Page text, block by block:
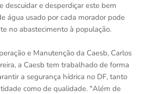
descuidar e desperdiçar este bem
água usado por cada morador pode
no abastecimento à população.
e Manutenção da Caesb, Carlos
a Caesb tem trabalhado de forma
a segurança hídrica no DF, tanto
como de qualidade. "Além de